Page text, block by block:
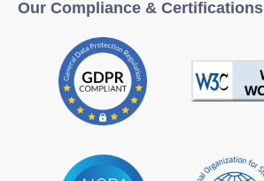
Our Compliance & Certifications